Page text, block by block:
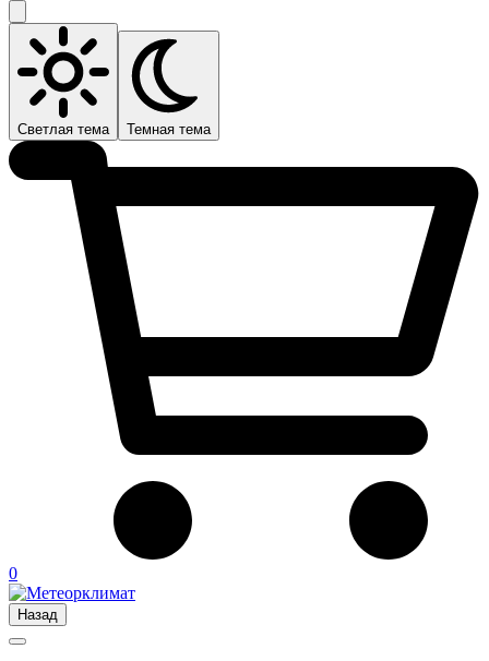
Светлая тема Темная тема
0
Назад